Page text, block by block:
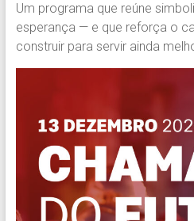
Um programa que reúne
esperança — e que reforça o
construir para servir ainda